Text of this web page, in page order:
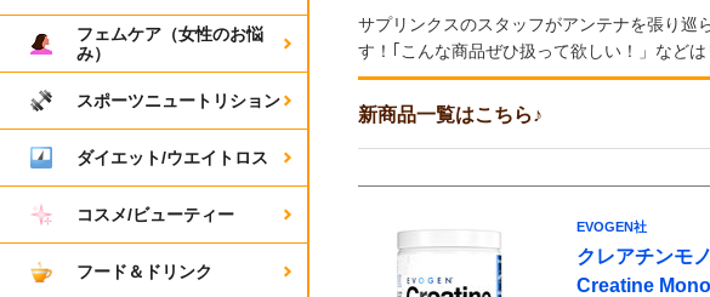
サプリンクスのスタッフがアンテナを張り巡
す！｢こんな商品ぜひ扱って欲しい！」など
新商品一覧はこちら♪
EVOGEN社
クレアチンモ
Creatine
フェムケア（女性のお悩
み）
スポーツニュートリション
ダイエット/ウエイトロス
コスメ/ビューティー
フード＆ドリンク